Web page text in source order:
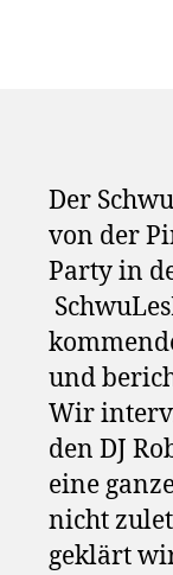
Der
von der
Party in
und
Wir
den DJ
eine
nicht
geklärt